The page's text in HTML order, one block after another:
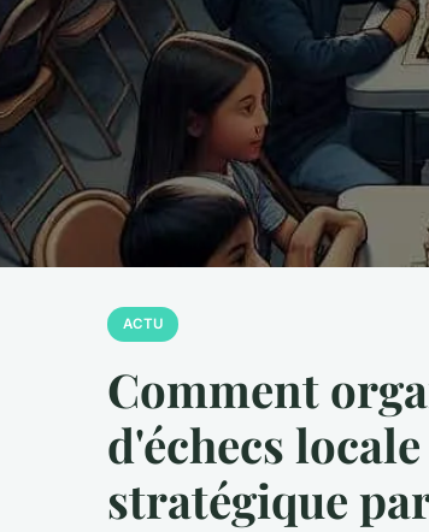
ACTU
Comment
d'échecs
stratégique